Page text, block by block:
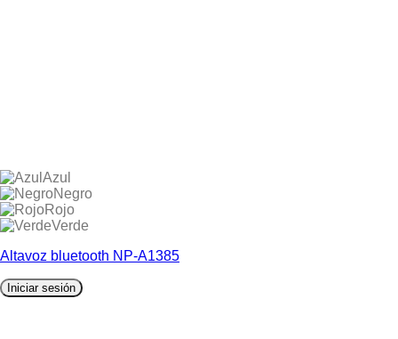
Azul
Negro
Rojo
Verde
Altavoz bluetooth NP-A1385
Iniciar sesión